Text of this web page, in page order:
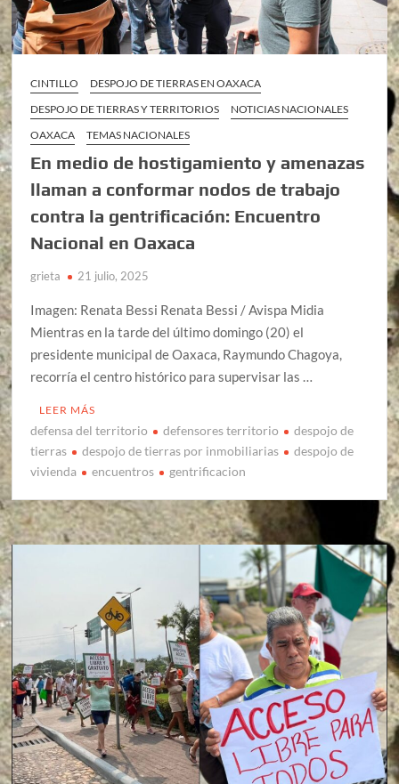
CINTILLO
DESPOJO DE TIERRAS EN OAXACA
DESPOJO DE TIERRAS Y TERRITORIOS
NOTICIAS NACIONALES
OAXACA
TEMAS NACIONALES
En medio de hostigamiento y amenazas
llaman a conformar nodos de trabajo
contra la gentrificación: Encuentro
Nacional en Oaxaca
grieta 21 julio, 2025
Imagen: Renata Bessi Renata Bessi / Avispa Midia
Mientras en la tarde del último domingo (20) el
presidente municipal de Oaxaca, Raymundo Chagoya,
recorría el centro histórico para supervisar las …
LEER MÁS
defensa del territorio defensores territorio
despojo de
tierras
despojo de tierras por inmobiliarias
despojo de
vivienda
encuentros gentrificacion